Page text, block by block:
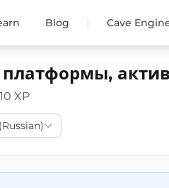
Blog | Cave
платформы,
XP